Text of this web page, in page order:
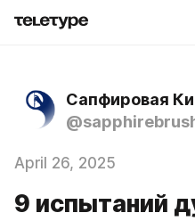
Сапфировая
April 26, 2025
9 испытаний